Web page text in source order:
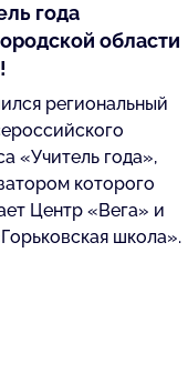
года
области
региональный
«Учитель года»,
которого
Центр «Вега» и
школа».